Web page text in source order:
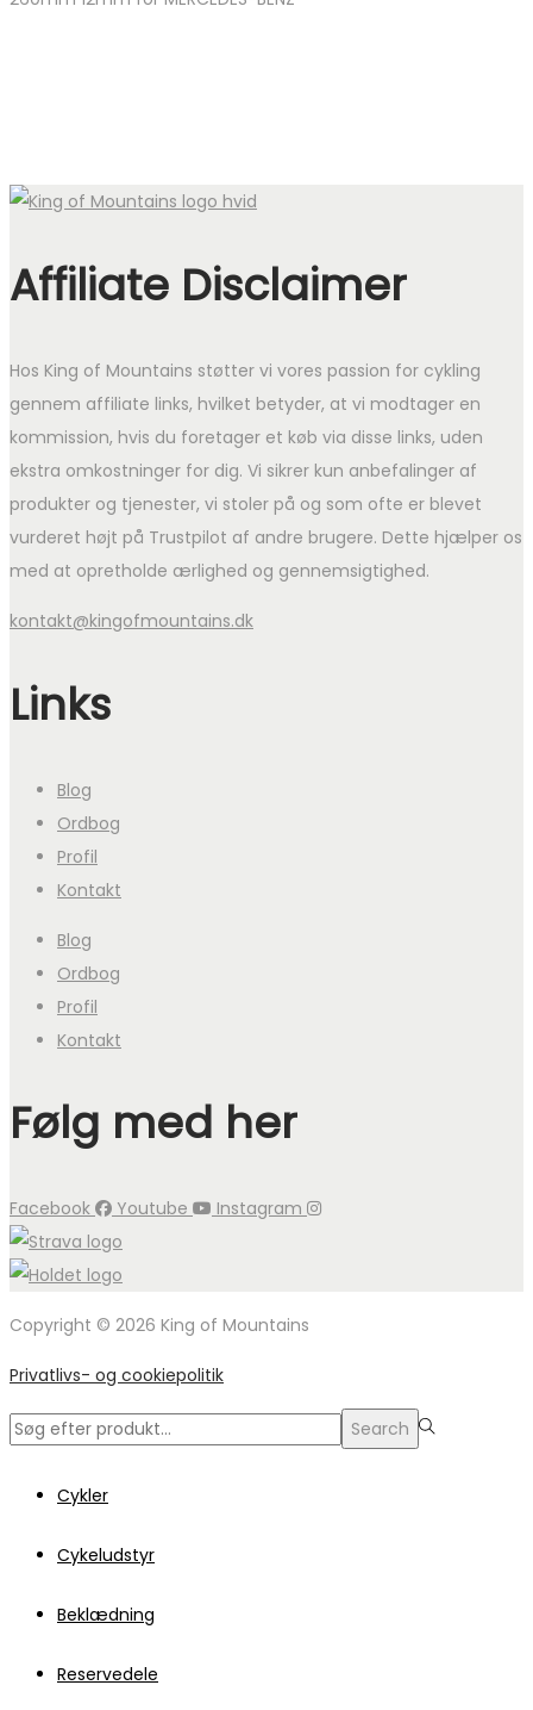
Affiliate Disclaimer
Hos King of Mountains støtter vi vores passion for cykling
gennem affiliate links, hvilket betyder, at vi modtager en
kommission, hvis du foretager et køb via disse links, uden
ekstra omkostninger for dig. Vi sikrer kun anbefalinger af
produkter og tjenester, vi stoler på og som ofte er blevet
vurderet højt på Trustpilot af andre brugere. Dette hjælper os
med at opretholde ærlighed og gennemsigtighed.
kontakt@kingofmountains.dk
Links
Blog
Ordbog
Profil
Kontakt
Blog
Ordbog
Profil
Kontakt
Følg med her
Facebook Youtube Instagram
Copyright © 2026 King of Mountains
Privatlivs- og cookiepolitik
Search
Search
Cykler
Cykeludstyr
Beklædning
Reservedele